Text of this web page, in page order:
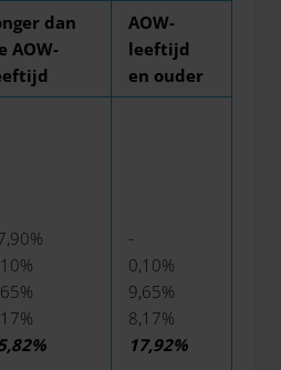
dan
AOW-
AOW-
leeftijd
en ouder
-
0,10%
9,65%
8,17%
17,92%